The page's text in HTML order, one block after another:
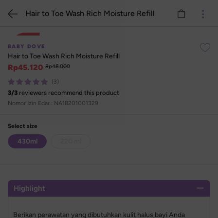
6%
BABY DOVE
Hair to Toe Wash Rich Moisture Refill
Rp45.120 Rp48.000
(3)
3/3 reviewers recommend this product
Nomor Izin Edar : NA18201001329
Select size
430ml
Highlight
Berikan perawatan yang dibutuhkan kulit halus bayi Anda
Hair to Toe Wash Rich Moisture Refill